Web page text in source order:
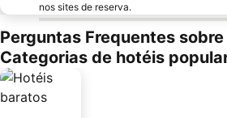
nos sites de reserva.
Perguntas Frequentes
Categorias de hotéis